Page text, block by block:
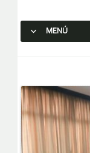
MENÚ